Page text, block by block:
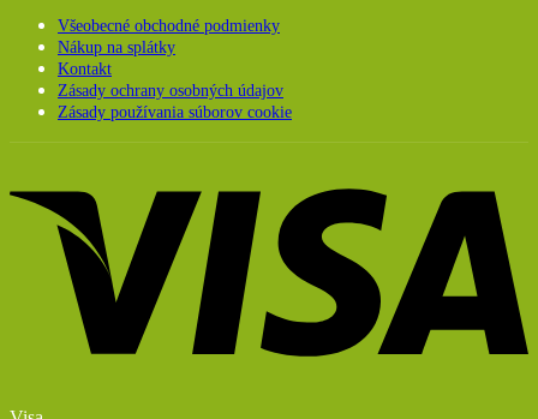
Všeobecné obchodné podmienky
Nákup na splátky
Kontakt
Zásady ochrany osobných údajov
Zásady používania súborov cookie